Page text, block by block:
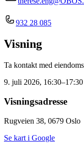
932 28 085
Visning
Ta kontakt med
9. juli 2026, 16:30–17:30
Visningsadresse
Rugveien 38, 0679 Oslo
Se kart i Google